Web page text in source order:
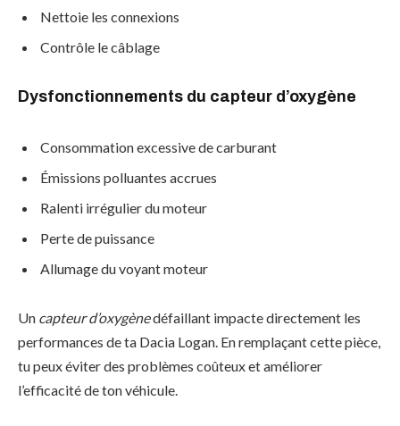
Nettoie les connexions
Contrôle le câblage
Dysfonctionnements du capteur d’oxygène
Consommation excessive de carburant
Émissions polluantes accrues
Ralenti irrégulier du moteur
Perte de puissance
Allumage du voyant moteur
Un capteur d’oxygènedéfaillant impacte directement les
performances de ta Dacia Logan. En remplaçant cette pièce,
tu peux éviter des problèmes coûteux et améliorer
l’efficacité de ton véhicule.